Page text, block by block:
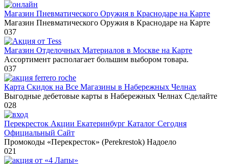
Магазин Пневматического Оружия в Краснодаре на Карте
Магазин Пневматического Оружия в Краснодаре на Карте
037
Магазин Отделочных Материалов в Москве на Карте
Ассортимент располагает большим выбором товара.
037
Карта Скидок на Все Магазины в Набережных Челнах
Выгодные дебетовые карты в Набережных Челнах Сделайте
028
Перекресток Акции Екатеринбург Каталог Сегодня
Официальный Сайт
Промокоды «Перекресток» (Perekrestok) Надоело
021